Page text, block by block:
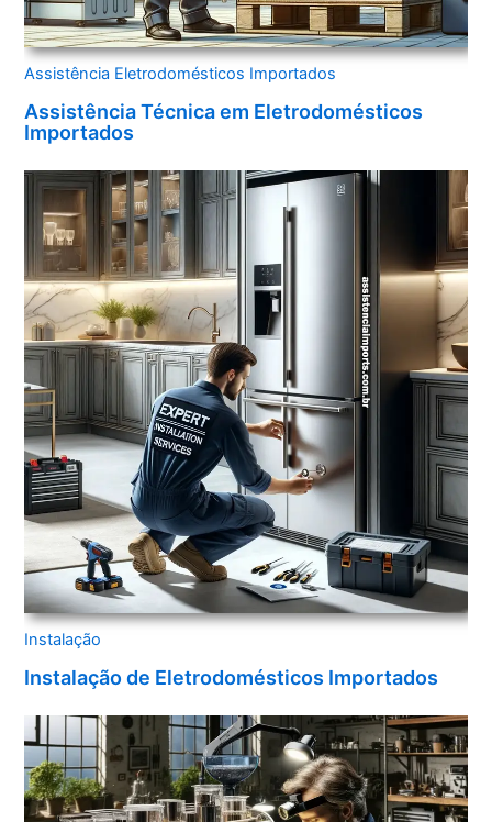
Assistência Eletrodomésticos Importados
Assistência Técnica em Eletrodomésticos
Importados
Instalação
Instalação de Eletrodomésticos Importados